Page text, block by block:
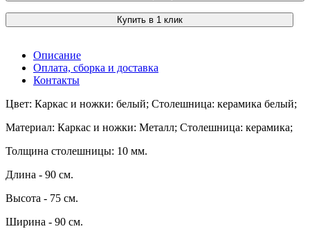
Купить в 1 клик
Описание
Оплата, сборка и доставка
Контакты
Цвет: Каркас и ножки: белый; Столешница: керамика белый;
Материал: Каркас и ножки: Металл; Столешница: керамика;
Толщина столешницы: 10 мм.
Длина - 90 см.
Высота - 75 см.
Ширина - 90 см.